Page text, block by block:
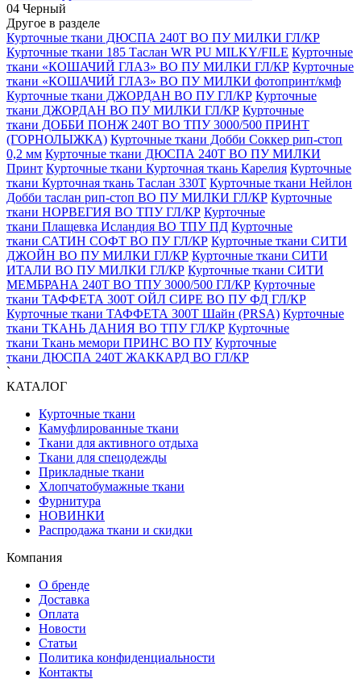
04 Черный
Другое в разделе
Курточные ткани ДЮСПА 240Т ВО ПУ МИЛКИ ГЛ/КР
Курточные ткани 185 Таслан WR PU MILKY/FILE Курточные
ткани «КОШАЧИЙ ГЛАЗ» ВО ПУ МИЛКИ ГЛ/КР Курточные
ткани «КОШАЧИЙ ГЛАЗ» ВО ПУ МИЛКИ фотопринт/кмф
Курточные ткани ДЖОРДАН ВО ПУ ГЛ/КР Курточные
ткани ДЖОРДАН ВО ПУ МИЛКИ ГЛ/КР Курточные
ткани ДОББИ ПОНЖ 240Т ВО ТПУ 3000/500 ПРИНТ
(ГОРНОЛЫЖКА) Курточные ткани Добби Соккер рип-стоп
0,2 мм Курточные ткани ДЮСПА 240Т ВО ПУ МИЛКИ
Принт Курточные ткани Курточная ткань Карелия Курточные
ткани Курточная ткань Таслан 330Т Курточные ткани Нейлон
Добби таслан рип-стоп ВО ПУ МИЛКИ ГЛ/КР Курточные
ткани НОРВЕГИЯ ВО ТПУ ГЛ/КР Курточные
ткани Плащевка Исландия ВО ТПУ ПД Курточные
ткани САТИН СОФТ ВО ПУ ГЛ/КР Курточные ткани СИТИ
ДЖОЙН ВО ПУ МИЛКИ ГЛ/КР Курточные ткани СИТИ
ИТАЛИ ВО ПУ МИЛКИ ГЛ/КР Курточные ткани СИТИ
МЕМБРАНА 240Т ВО ТПУ 3000/500 ГЛ/КР Курточные
ткани ТАФФЕТА 300T OЙЛ СИРЕ ВО ПУ ФД ГЛ/КР
Курточные ткани ТАФФЕТА 300Т Шайн (PRSA) Курточные
ткани ТКАНЬ ДАНИЯ ВО ТПУ ГЛ/КР Курточные
ткани Ткань мемори ПРИНС ВО ПУ Курточные
ткани ДЮСПА 240Т ЖАККАРД BO ГЛ/КР
`
КАТАЛОГ
Курточные ткани
Камуфлированные ткани
Ткани для активного отдыха
Ткани для спецодежды
Прикладные ткани
Хлопчатобумажные ткани
Фурнитура
НОВИНКИ
Распродажа ткани и скидки
Компания
О бренде
Доставка
Оплата
Новости
Статьи
Политика конфиденциальности
Контакты